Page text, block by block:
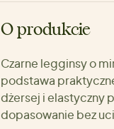
O produkcie
Czarne legginsy o
podstawa
dżersej i elastyczny
dopasowanie bez